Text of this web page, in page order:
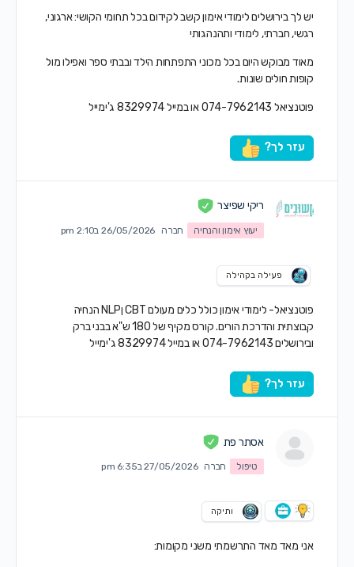
יש לך בירושלים לימודי אימון קשב לקידום בכל תחומי הקושי: ארגוני,
רגשי, חברתי, לימודי ותהנהגותי
מאוד מבוקש היום בכל מכוני התפתחות הילד ובבתי ספר ואפילו מול
קופות חולים שונות.
פוטנציאל 074-7962143 או במייל 8329974 ג'ימייל
עזר לך?
ריקי שפיצר
יעוץ אימון והנחיה חברה 26/05/2026 ב2:10 pm
פעילה בקהילה
פוטנציאל- לימודי אימון כולל כלים מעולם CBT ןNLP הנחיה
קבוצתית והדרכת הורים. קורס מקיף של 180 ש"א בבני ברק
ובירושלים 074-7962143 או במייל 8329974 ג'ימייל
עזר לך?
אסתר פת
טיפול חברה 27/05/2026 ב6:35 pm
ותיקה
אני מאד מאד התרשמתי משני מקומות: